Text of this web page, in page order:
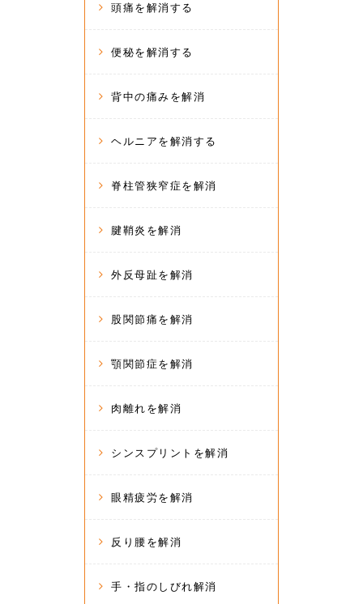
頭痛を解消する
便秘を解消する
背中の痛みを解消
ヘルニアを解消する
脊柱管狭窄症を解消
腱鞘炎を解消
外反母趾を解消
股関節痛を解消
顎関節症を解消
肉離れを解消
シンスプリントを解消
眼精疲労を解消
反り腰を解消
手・指のしびれ解消